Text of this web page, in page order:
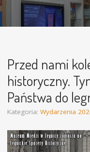
Przed nami
historyczny.
Państwa do
Kategoria: Wydarzenia